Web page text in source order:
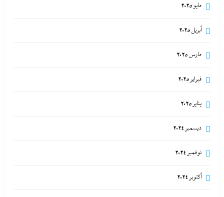
مايو 2025
أبريل 2025
مارس 2025
فبراير 2025
يناير 2025
ديسمبر 2024
نوفمبر 2024
أكتوبر 2024